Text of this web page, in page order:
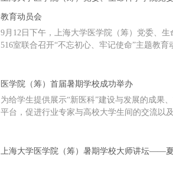
教育动员会
9月12日下午，上海大学医学院（筹）党委、
516室联合召开“不忘初心、牢记使命”主题教
医学院（筹）首届暑期学校成功举办
为给学生提供展示“新医科”建设与发展的成果
平台，促进行业专家与高校大学生间的交流以
上海大学医学院（筹）暑期学校大师讲坛——